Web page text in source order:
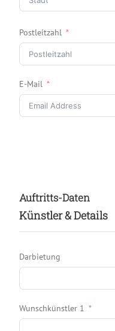
Postleitzahl
E-Mail
Auftritts-Daten
Künstler & Details
Darbietung
Wunschkünstler 1